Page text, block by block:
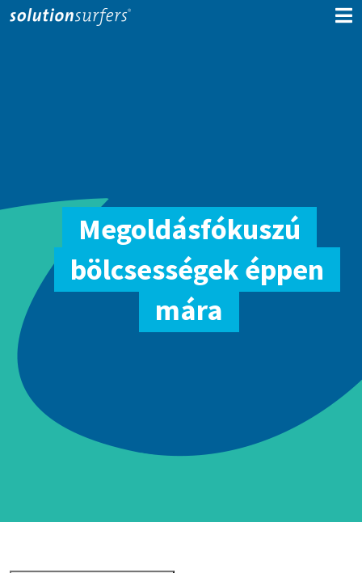
Megoldásfókuszú
bölcsességek éppen
mára